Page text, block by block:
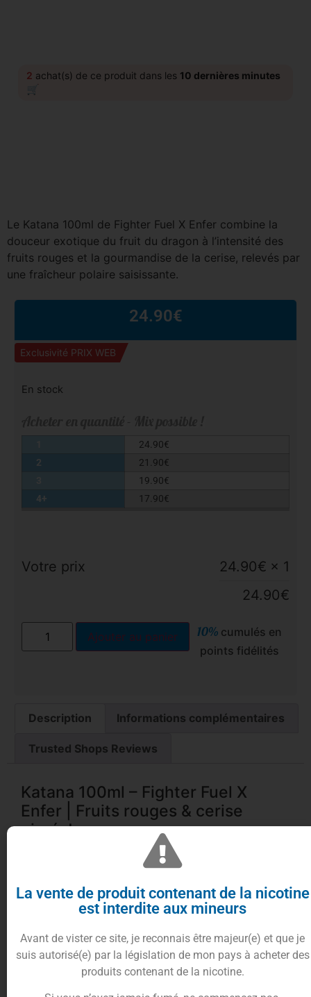
2 achat(s) de ce produit dans les 10 dernières minutes
🛒
Le Katana 100ml de Fighter Fuel X Enfer combine la
douceur exotique du fruit du dragon à l’intensité des
fruits rouges et la gourmandise de la cerise, relevés par
une fraîcheur polaire saisissante.
24.90€
Exclusivité PRIX WEB
En stock
24.90€
2
21.90€
19.90€
4+
17.90€
Votre prix 24.90€ × 1
24.90€
Ajouter au panier 10% cumulés en
points fidélités
Description Informations complémentaires
Trusted Shops Reviews
Katana 100ml – Fighter Fuel X
Enfer | Fruits rouges & cerise
givrés!
Une rencontre explosive entre Fighter Fuel
et Enfer
La fusion entre Fighter Fuel, spécialiste des
La vente de produit contenant de la nicotine
est interdite aux mineurs
Avant de vister ce site, je reconnais être majeur(e) et que je
suis autorisé(e) par la législation de mon pays à acheter des
produits contenant de la nicotine.